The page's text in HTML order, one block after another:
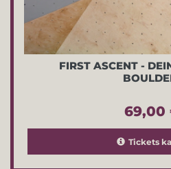
FIRST ASCENT -
69,00
Tickets